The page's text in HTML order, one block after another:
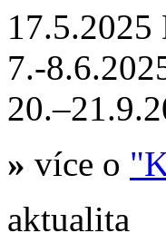
7.-
» více o
aktualita